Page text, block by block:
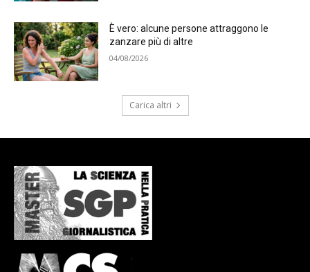
È vero: alcune persone attraggono le
zanzare più di altre
04/08/2026
Carica altri